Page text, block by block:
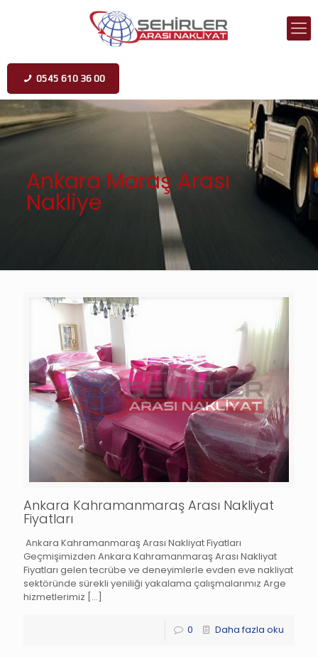
0545 610 36 00
Ankara Maraş Arası
Nakliye
Ankara Kahramanmaraş Arası Nakliyat
Fiyatları
Ankara Kahramanmaraş Arası Nakliyat Fiyatları
Geçmişimizden Ankara Kahramanmaraş Arası Nakliyat
Fiyatları gelen tecrübe ve deneyimlerle evden eve nakliyat
sektöründe sürekli yeniliği yakalama çalışmalarımız Arge
hizmetlerimiz […]
0 Daha fazla oku